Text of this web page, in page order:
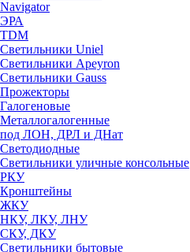
Navigator
ЭРА
TDM
Светильники Uniel
Светильники Apeyron
Светильники Gauss
Прожекторы
Галогеновые
Металлогалогенные
под ЛОН, ДРЛ и ДНат
Светодиодные
Светильники уличные консольные
РКУ
Кронштейны
ЖКУ
НКУ, ЛКУ, ЛНУ
СКУ, ДКУ
Светильники бытовые